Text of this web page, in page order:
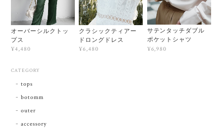
オーバーシルクトッ
プス
¥4,480
クラシックティアー
ドロングドレス
¥6,480
サテンタッチダブル
ポケットシャツ
¥6,980
CATEGORY
tops
botomm
outer
accessory